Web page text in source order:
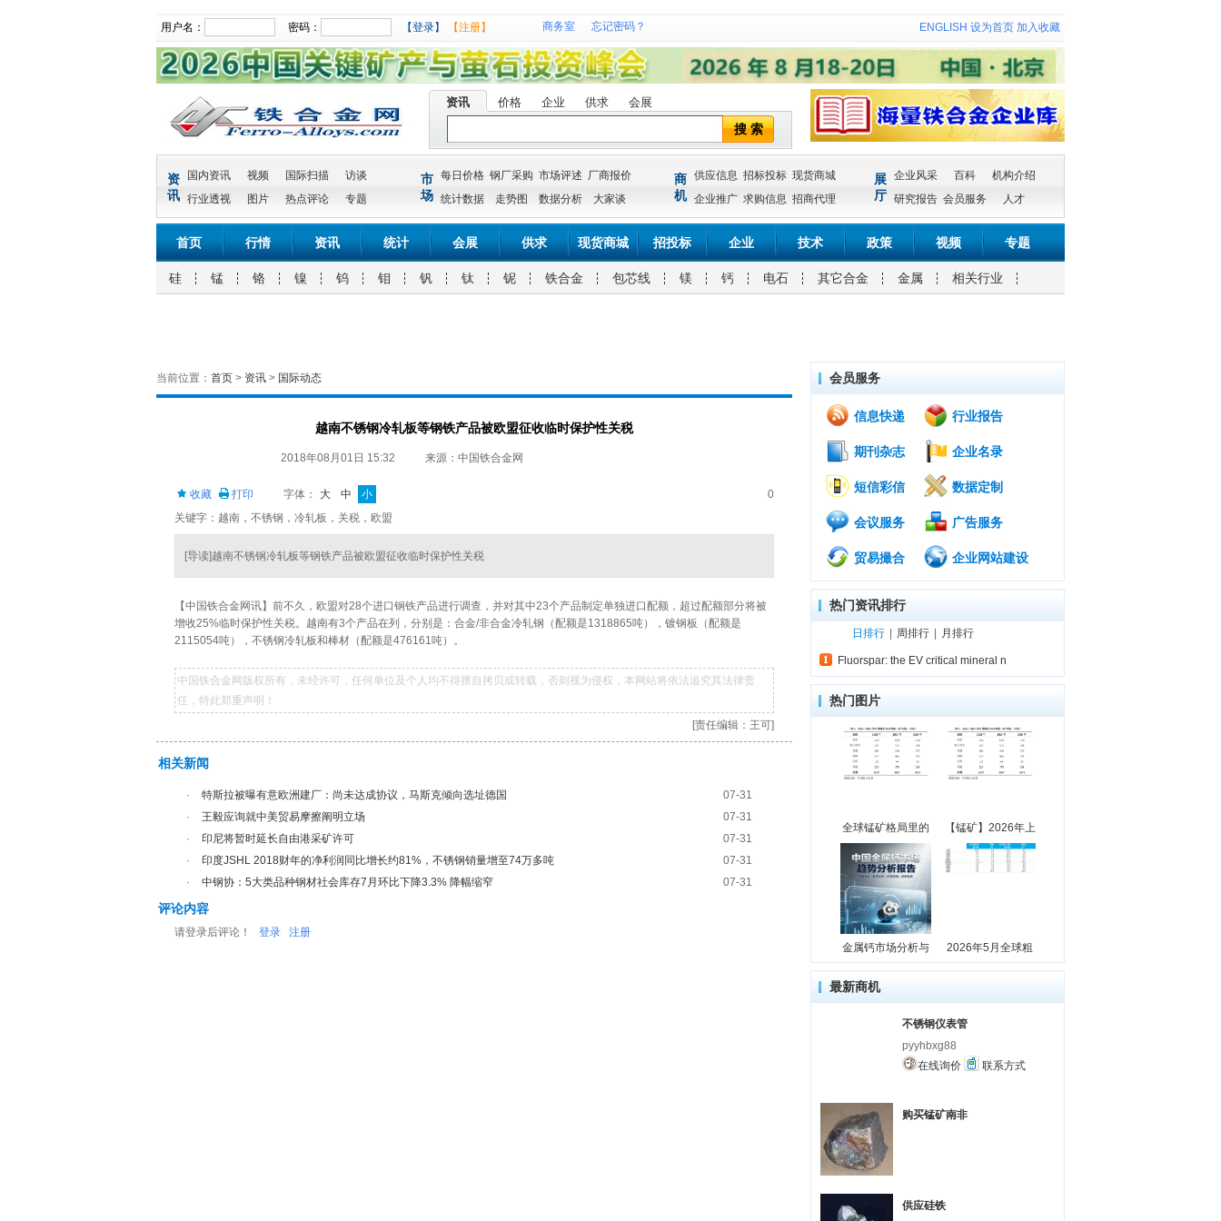
用户名： 密码： 【登录】 【注册】 商务室 忘记密码？ ENGLISH 设为首页 加入收藏
资讯 价格 企业 供求 会展
搜 索
资
讯
国内资讯 视频 国际扫描
访谈
行业透视
图片 热点评论 专题
市
场
每日价格 钢厂采购 市场评述 厂商报价
统计数据
走势图 数据分析 大家谈
商
机
供应信息 招标投标 现货商城
企业推广 求购信息 招商代理
展
厅
企业风采 百科
机构介绍
研究报告 会员服务 人才
首页 行情 资讯 统计 会展 供求 现货商城 招投标 企业 技术 政策 视频 专题
硅 锰 铬 镍 钨 钼 钒 钛 铌 铁合金 包芯线 镁 钙 电石 其它合金 金属 相关行业
当前位置： 首页 > 资讯 > 国际动态
越南不锈钢冷轧板等钢铁产品被欧盟征收临时保护性关税
2018年08月01日 15:32 来源：中国铁合金网
收藏 打印 字体： 大 中 小
0
关键字：越南，不锈钢，冷轧板，关税，欧盟
[导读]越南不锈钢冷轧板等钢铁产品被欧盟征收临时保护性关税
【中国铁合金网讯】 前不久，欧盟对28个进口钢铁产品进行调查，并对其中23个产品制定单独进口配额，超过配额部分将被
增收25%临时保护性关税。越南有3个产品在列，分别是：合金/非合金冷轧钢（配额是1318865吨），镀钢板（配额是
2115054吨），不锈钢冷轧板和棒材（配额是476161吨）。
中国铁合金网版权所有，未经许可，任何单位及个人均不得擅自拷贝或转载，否则视为侵权，本网站将依法追究其法律责
任，特此郑重声明！
[责任编辑：王可]
相关新闻
· 特斯拉被曝有意欧洲建厂：尚未达成协议，马斯克倾向选址德国
07-31
·
王毅应询就中美贸易摩擦阐明立场
07-31
·
印尼将暂时延长自由港采矿许可
07-31
·
印度JSHL 2018财年的净利润同比增长约81%，不锈钢销量增至74万多吨
07-31
·
中钢协：5大类品种钢材社会库存7月环比下降3.3% 降幅缩窄 07-31
评论内容
请登录后评论！ 登录 注册
会员服务
信息快递 行业报告
期刊杂志 企业名录
短信彩信 数据定制
会议服务 广告服务
贸易撮合 企业网站建设
热门资讯排行
日排行 周排行 月排行
Fluorspar: the EV critical mineral n
热门图片
全球锰矿格局里的 【锰矿】2026年上
金属钙市场分析与 2026年5月全球粗
最新商机
不锈钢仪表管
pyyhbxg88
在线询价
联系方式
购买锰矿南非
供应硅铁